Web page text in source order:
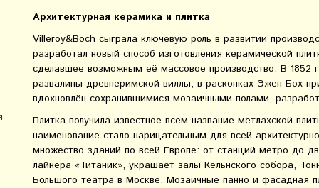
Архитектурная керамика и плитка
Villeroy&Boch сыграла ключевую роль в развитии
разработал новый способ изготовления керамической
сделавшее возможным её массовое производство. В 1852
развалины древнеримской виллы; в раскопках Эжен Бох
вдохновлён сохранившимися мозаичными полами,
Плитка получила известное всем название метлахской
наименование стало нарицательным для всей
множество зданий по всей Европе: от станций метро до
лайнера «Титаник», украшает залы Кёльнского собора,
Большого театра в Москве. Мозаичные панно и фасадная